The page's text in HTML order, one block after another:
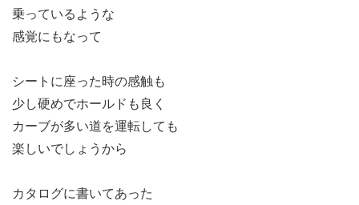
乗っているような
感覚にもなって
シートに座った時の感触も
少し硬めでホールドも良く
カーブが多い道を運転しても
楽しいでしょうから
カタログに書いてあった